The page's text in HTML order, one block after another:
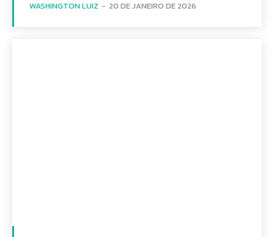
WASHINGTON LUIZ - 20 DE JANEIRO DE 2026